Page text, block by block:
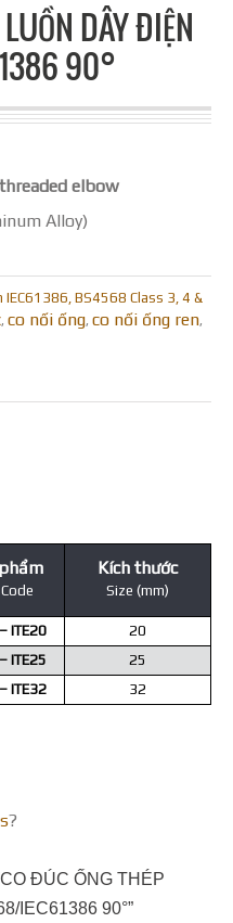
DÂY ĐIỆN
90°
elbow
Alloy)
IEC61386, BS4568 Class 3, 4 &
, co nối ống, co nối ống ren,
Kích thước
Size (mm)
ITE20
20
ITE25
25
ITE32 32
?
ĐÚC ỐNG THÉP
IEC61386 90°”